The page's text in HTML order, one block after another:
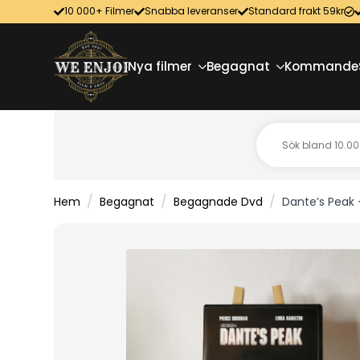
10 000+ Filmer Snabba leveranser Standard frakt 59kr
Nya filmer Begagnat Kommande
Hem Begagnat Begagnade Dvd Dante’s